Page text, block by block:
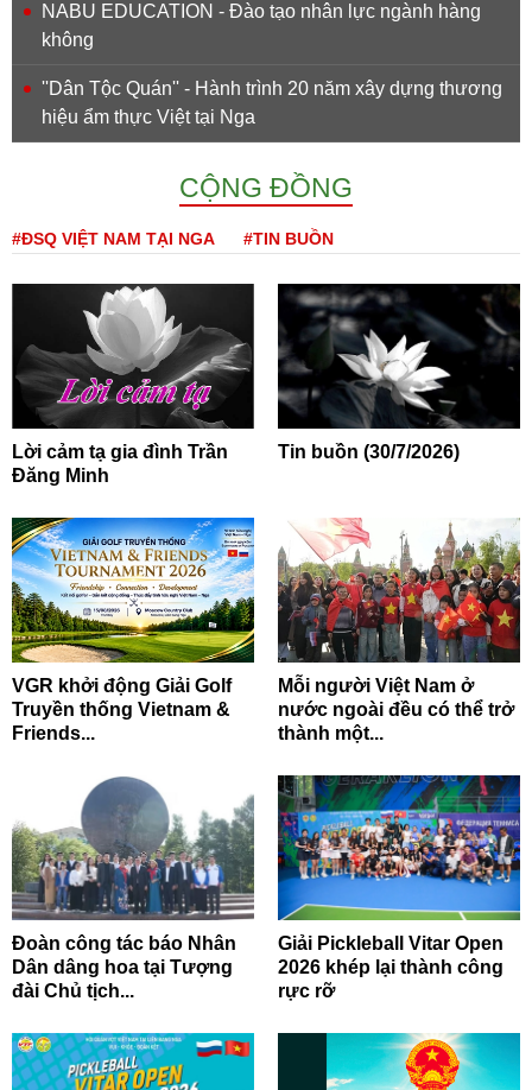
NABU EDUCATION - Đào tạo nhân lực ngành hàng
không
''Dân Tộc Quán'' - Hành trình 20 năm xây dựng thương
hiệu ẩm thực Việt tại Nga
CỘNG ĐỒNG
#ĐSQ VIỆT NAM TẠI NGA #TIN BUỒN
Lời cảm tạ gia đình Trần
Đăng Minh
Tin buồn (30/7/2026)
VGR khởi động Giải Golf
Truyền thống Vietnam &
Friends...
Mỗi người Việt Nam ở
nước ngoài đều có thể trở
thành một...
Đoàn công tác báo Nhân
Dân dâng hoa tại Tượng
đài Chủ tịch...
Giải Pickleball Vitar Open
2026 khép lại thành công
rực rỡ